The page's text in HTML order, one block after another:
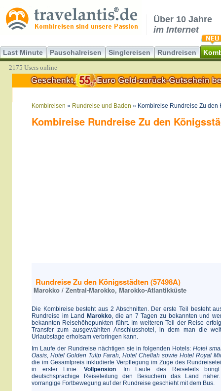
Über 10 Jahre
im Internet
Last Minute Pauschalreisen Singlereisen Rundreisen
2175 Users online
Kombireisen » Rundreise und Baden » Kombireise Rundreise Zu den
Kombireise Rundreise Zu den
Rundreise Zu den Königsstädten (57498A)
Marokko / Zentral-Marokko, Marokko-Atlantikküste
Die Kombireise besteht aus 2 Abschnitten. Der erste Teil besteht
Rundreise im Land
Marokko, die an 7 Tagen zu bekannten und
bekannten Reisehöhepunkten führt. Im weiteren Teil der Reise
Transfer zum ausgewählten Anschlusshotel, in dem man die
Urlaubstage erholsam verbringen kann.
Im Laufe der Rundreise nächtigen sie in folgenden Hotels:Hotel
Oasis, Hotel Golden Tulip Farah, Hotel Chellah sowie Hotel Royal
die im Gesamtpreis inkludierte Verpflegung im Zuge des
in erster Linie: Vollpension. Im Laufe des Reiseteils
deutschsprachige Reiseleitung den Besuchern das Land
vorrangige Fortbewegung auf der Rundreise geschieht mit dem Bus.